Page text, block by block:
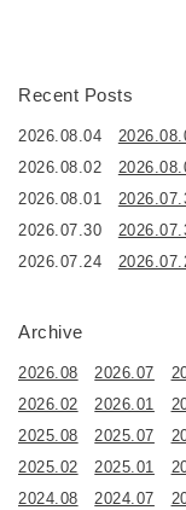
Recent Posts
2026.08.04
2026.08.02
2026.08.01
2026.07.30
2026.07.24
Archive
2026.08 2026.07
2026.02
2026.01
2025.08
2025.07
2025.02
2025.01
2024.08
2024.07